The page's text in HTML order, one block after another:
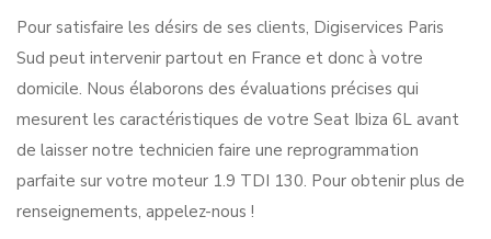
Pour satisfaire les désirs de ses clients, Digiservices Paris
Sud peut intervenir partout en France et donc à votre
domicile. Nous élaborons des évaluations précises qui
mesurent les caractéristiques de votre Seat Ibiza 6L avant
de laisser notre technicien faire une reprogrammation
parfaite sur votre moteur 1.9 TDI 130. Pour obtenir plus de
renseignements, appelez-nous !